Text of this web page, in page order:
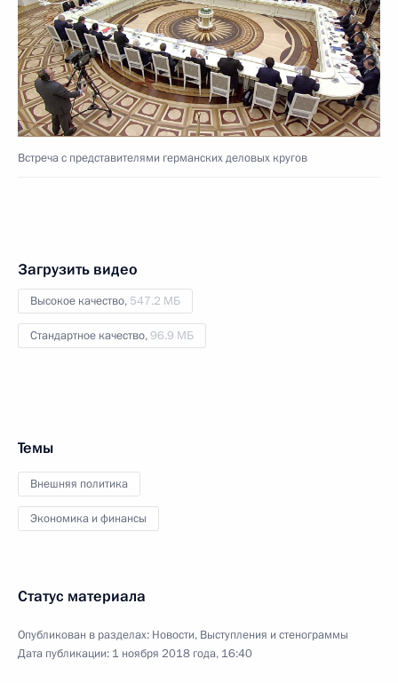
Встреча с представителями германских деловых кругов
Загрузить видео
Высокое качество, 547.2 МБ
Стандартное качество,96.9 МБ
Темы
Внешняя политика
Экономика и финансы
Статус материала
Опубликован в разделах: Новости, Выступления и стенограммы
Дата публикации: 1 ноября 2018 года, 16:40